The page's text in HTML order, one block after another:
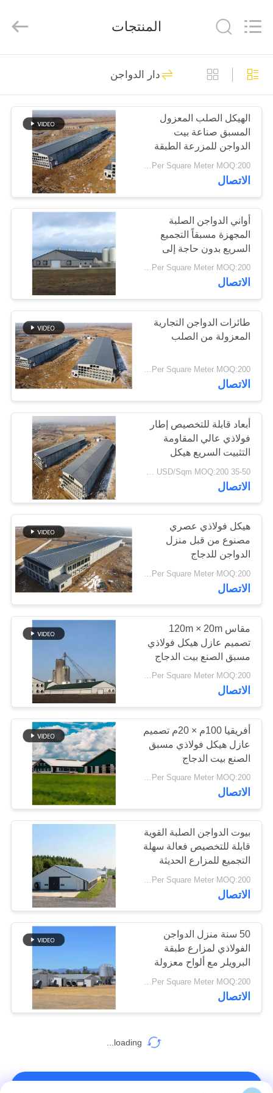
منزل،
بيت
منتجات
أشرطة
فيديو
عرض
الواقع
الافتراضي
معلومات
جولة
المعمل
مراقبة
الجودة
اتصل
أخبار
حل
خطأ
BLOG
خريطة
الموقع
PRIVACY
POLICY
Engineering
Co.,Ltd.
Reserved.
مستودع الهيكل
الصلب
320
ورشة الهيكل الصلب
175
بناء الهيكل الصلب
78
تصنيع الهيكل الصلب
42
المباني الصلب PEB
31
المباني الجاهزة
الصلب الإطار
30
عوارض الفولاذ
الهيكلي
17
حظيرة الهيكل الصلب
8
المنتجات
دار الدواجن
الهيكل الصلب المعزول
المسبق صناعة بيت
الدواجن للمزرعة الطبقة
USD29-USD99 Per Square Meter MOQ:200 متر مربع
الاتصال
أواني الدواجن الصلبة
المجهزة مسبقاً التجميع
السريع بدون حاجة إلى
أدوات خاصة
USD29-USD99 Per Square Meter MOQ:200 متر مربع
الاتصال
طائرات الدواجن التجارية
المعزولة من الصلب
USD29-USD49 Per Square Meter MOQ:200 متر مربع
الاتصال
أبعاد قابلة للتخصيص إطار
فولاذي عالي المقاومة
التثبيت السريع هيكل
فولاذي مسبق الصنع بيت
الدواجن لتربية الطيور
الاتصال
هيكل فولاذي عصري
مصنوع من قبل منزل
الدواجن للدجاج
USD29-USD99 Per Square Meter MOQ:200 متر مربع
الاتصال
مقاس 120m × 20m
تصميم عازل هيكل فولاذي
مسبق الصنع بيت الدجاج
USD29-USD99 Per Square Meter MOQ:200 متر مربع
الاتصال
أفريقيا 100م × 20م تصميم
عازل هيكل فولاذي مسبق
الصنع بيت الدجاج
USD29-USD99 Per Square Meter MOQ:200 متر مربع
الاتصال
بيوت الدواجن الصلبة القوية
قابلة للتخصيص فعالة سهلة
التجميع للمزارع الحديثة
الاتصال
50 سنة منزل الدواجن
الفولاذي لمزارع طبقة
البرويلر مع ألواح معزولة
حل سكن الماشية
USD29-USD99 Per Square Meter MOQ:200 متر مربع
الاتصال
loading...